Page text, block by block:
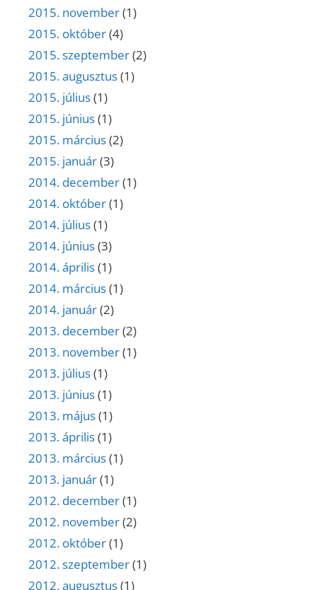
2015. november(1)
2015. október(4)
2015. szeptember(2)
2015. augusztus(1)
2015. július(1)
2015. június(1)
2015. március(2)
2015. január(3)
2014. december(1)
2014. október(1)
2014. július(1)
2014. június(3)
2014. április(1)
2014. március(1)
2014. január(2)
2013. december(2)
2013. november(1)
2013. július(1)
2013. június(1)
2013. május(1)
2013. április(1)
2013. március(1)
2013. január(1)
2012. december(1)
2012. november(2)
2012. október(1)
2012. szeptember(1)
2012. augusztus(1)